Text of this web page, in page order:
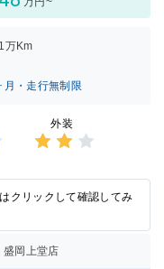
万Km
月・走行無制限
外装
2点の
評価
クリックして確認してみ
岡上堂店